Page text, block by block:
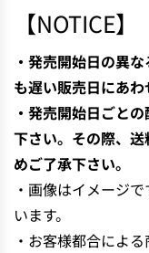
【NOTICE】
・発売開始日の異
も遅い販売日にあわ
・発売開始日ごと
下さい。その際、
めご了承下さい。
・画像はイメージ
います。
・お客様都合によ